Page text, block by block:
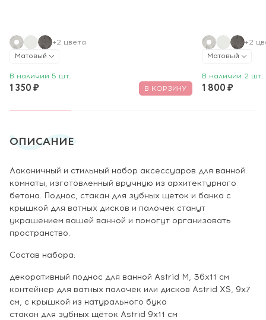
+2 цвета
Матовый
В наличии 5 шт.
1 350 ₽ В КОРЗИНУ
+2
Матовый
В наличии 2 шт.
1 800 ₽
ОПИСАНИЕ
Лаконичный и стильный набор аксессуаров для ванной
комнаты, изготовленный вручную из архитектурного
бетона. Поднос, стакан для зубных щеток и банка с
крышкой для ватных дисков и палочек станут
украшением вашей ванной и помогут организовать
пространство.
Состав набора:
декоративный поднос для ванной Astrid M, 36x11 см
контейнер для ватных палочек или дисков Astrid XS, 9x7
см, с крышкой из натурального бука
стакан для зубных щёток Astrid 9x11 см